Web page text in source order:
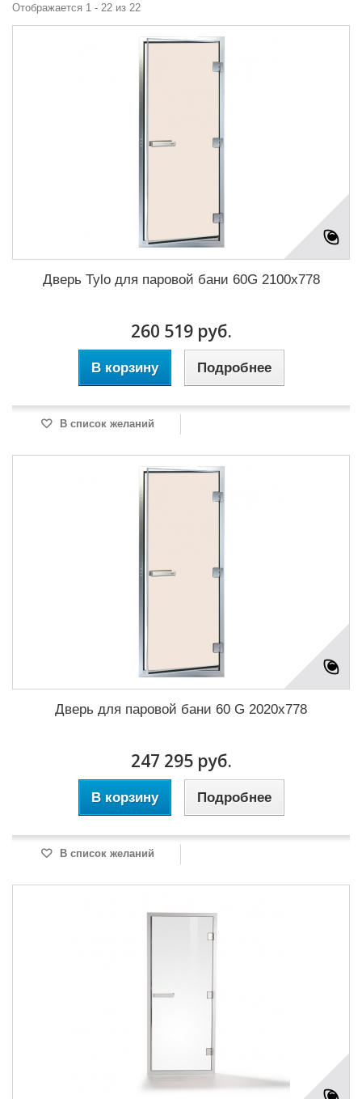
Отображается 1 - 22 из 22
Дверь Tylo для паровой бани 60G 2100x778
260 519 руб.
В корзину Подробнее
В список желаний
Дверь для паровой бани 60 G 2020x778
247 295 руб.
В корзину Подробнее
В список желаний